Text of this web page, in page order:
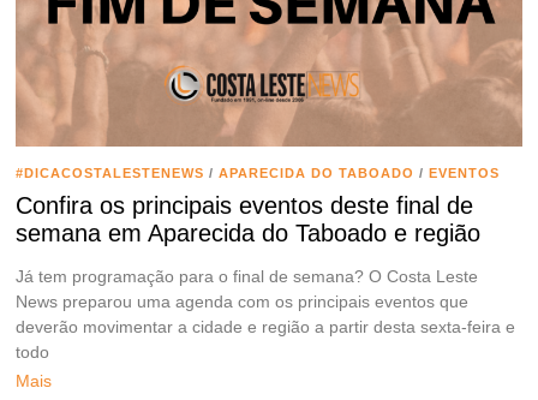
#DICACOSTALESTENEWS / APARECIDA DO TABOADO / EVENTOS
Confira os principais eventos deste final de
semana em Aparecida do Taboado e região
Já tem programação para o final de semana? O Costa Leste
News preparou uma agenda com os principais eventos que
deverão movimentar a cidade e região a partir desta sexta-feira e
todo
Mais